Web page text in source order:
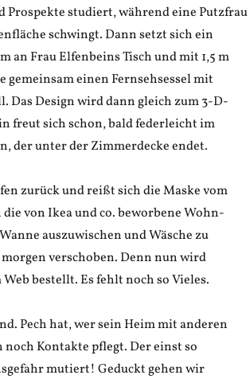
Prospekte studiert, während eine Putzfrau
schwingt. Dann setzt sich ein
Frau Elfenbeins Tisch und mit 1,5 m
einen Fernsehsessel mit
Das Design wird dann gleich zum 3-D-
freut sich schon, bald federleicht im
der unter der Zimmerdecke endet.
zurück und reißt sich die Maske vom
von Ikea und co. beworbene Wohn-
auszuwischen und Wäsche zu
verschoben. Denn nun wird
bestellt. Es fehlt noch so Vieles.
Pech hat, wer sein Heim mit anderen
Kontakte pflegt. Der einst so
mutiert! Geduckt gehen wir